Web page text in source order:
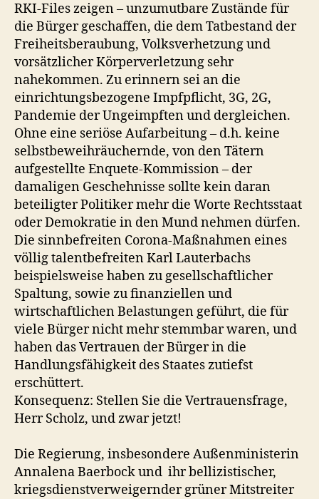
RKI-Files zeigen – unzumutbare Zustände für
die Bürger geschaffen, die dem Tatbestand der
Freiheitsberaubung, Volksverhetzung und
vorsätzlicher Körperverletzung sehr
nahekommen. Zu erinnern sei an die
einrichtungsbezogene Impfpflicht, 3G, 2G,
Pandemie der Ungeimpften und dergleichen.
Ohne eine seriöse Aufarbeitung – d.h. keine
selbstbeweihräuchernde, von den Tätern
aufgestellte Enquete-Kommission – der
damaligen Geschehnisse sollte kein daran
beteiligter Politiker mehr die Worte Rechtsstaat
oder Demokratie in den Mund nehmen dürfen.
Die sinnbefreiten Corona-Maßnahmen eines
völlig talentbefreiten Karl Lauterbachs
beispielsweise haben zu gesellschaftlicher
Spaltung, sowie zu finanziellen und
wirtschaftlichen Belastungen geführt, die für
viele Bürger nicht mehr stemmbar waren, und
haben das Vertrauen der Bürger in die
Handlungsfähigkeit des Staates zutiefst
erschüttert.
Konsequenz: Stellen Sie die Vertrauensfrage,
Herr Scholz, und zwar jetzt!
Die Regierung, insbesondere Außenministerin
Annalena Baerbock und ihr bellizistischer,
kriegsdienstverweigernder grüner Mitstreiter